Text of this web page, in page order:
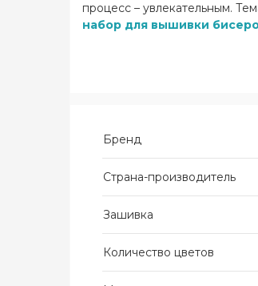
процесс – увлекательным.
набор для вышивки
Бренд
Страна-производитель
Зашивка
Количество цветов